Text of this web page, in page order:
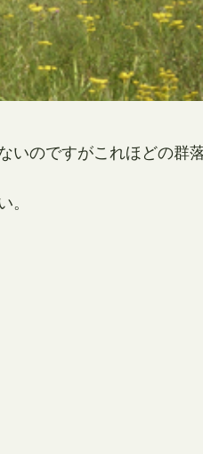
のですがこれほどの群